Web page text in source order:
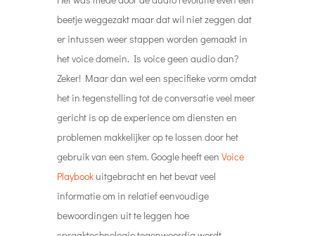
beetje weggezakt maar dat wil niet zeggen dat
er intussen weer stappen worden gemaakt in
het voice domein. Is voice geen audio dan?
Zeker! Maar dan wel een specifieke vorm omdat
het in tegenstelling tot de conversatie veel meer
gericht is op de experience om diensten en
problemen makkelijker op te lossen door het
gebruik van een stem. Google heeft een Voice
Playbookuitgebracht en het bevat veel
informatie om in relatief eenvoudige
bewoordingen uit te leggen hoe